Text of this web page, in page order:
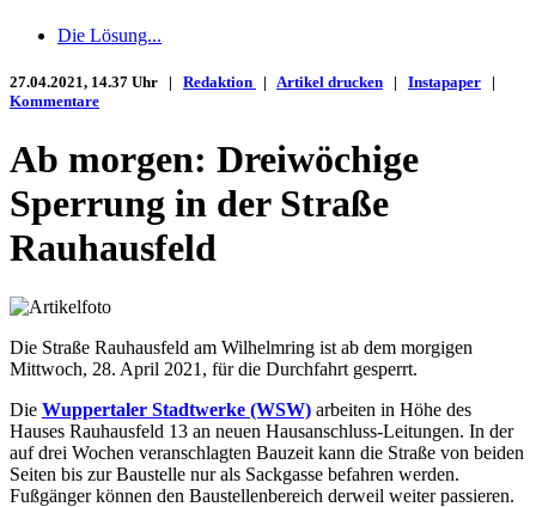
Die Lösung...
27.04.2021, 14.37 Uhr | Redaktion | Artikel drucken | Instapaper |
Kommentare
Ab morgen: Dreiwöchige
Sperrung in der Straße
Rauhausfeld
Die Straße Rauhausfeld am Wilhelmring ist ab dem morgigen
Mittwoch, 28. April 2021, für die Durchfahrt gesperrt.
Die Wuppertaler Stadtwerke (WSW) arbeiten in Höhe des
Hauses Rauhausfeld 13 an neuen Hausanschluss-Leitungen. In der
auf drei Wochen veranschlagten Bauzeit kann die Straße von beiden
Seiten bis zur Baustelle nur als Sackgasse befahren werden.
Fußgänger können den Baustellenbereich derweil weiter passieren.